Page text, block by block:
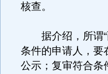
核查。
据介绍，所谓“
条件的申请人，要
公示；复审符合条